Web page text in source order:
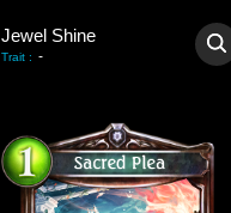
Jewel Shine
Trait : -